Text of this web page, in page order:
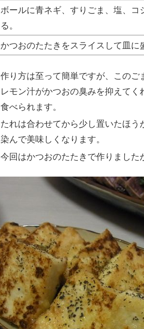
ボールに青ネギ、すりごま、塩、
る。
かつおのたたきをスライスして皿
作り方は至って簡単ですが、この
レモン汁がかつおの臭みを抑えて
食べられます。
たれは合わせてから少し置いたほ
染んで美味しくなります。
今回はかつおのたたきで作りまし